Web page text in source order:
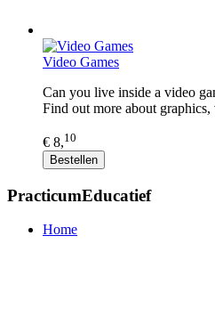
Video Games
Can you live inside a video
Find out more about
€ 8,10
Bestellen
PracticumEducatief
Home